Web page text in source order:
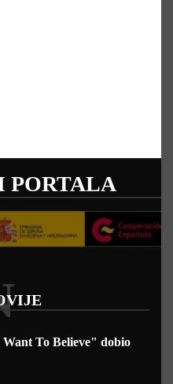
PORTALA
To Believe" dobio